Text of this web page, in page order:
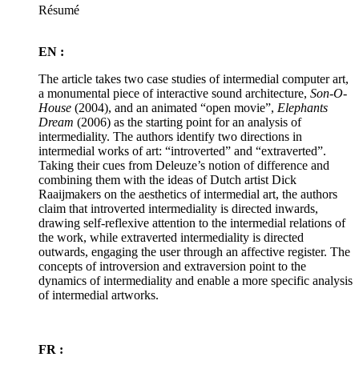
Résumé
EN :
The article takes two case studies of intermedial computer art,
a monumental piece of interactive sound architecture, Son-O-
House (2004), and an animated “open movie”, Elephants
Dream (2006) as the starting point for an analysis of
intermediality. The authors identify two directions in
intermedial works of art: “introverted” and “extraverted”.
Taking their cues from Deleuze’s notion of difference and
combining them with the ideas of Dutch artist Dick
Raaijmakers on the aesthetics of intermedial art, the authors
claim that introverted intermediality is directed inwards,
drawing self-reflexive attention to the intermedial relations of
the work, while extraverted intermediality is directed
outwards, engaging the user through an affective register. The
concepts of introversion and extraversion point to the
dynamics of intermediality and enable a more specific analysis
of intermedial artworks.
FR :